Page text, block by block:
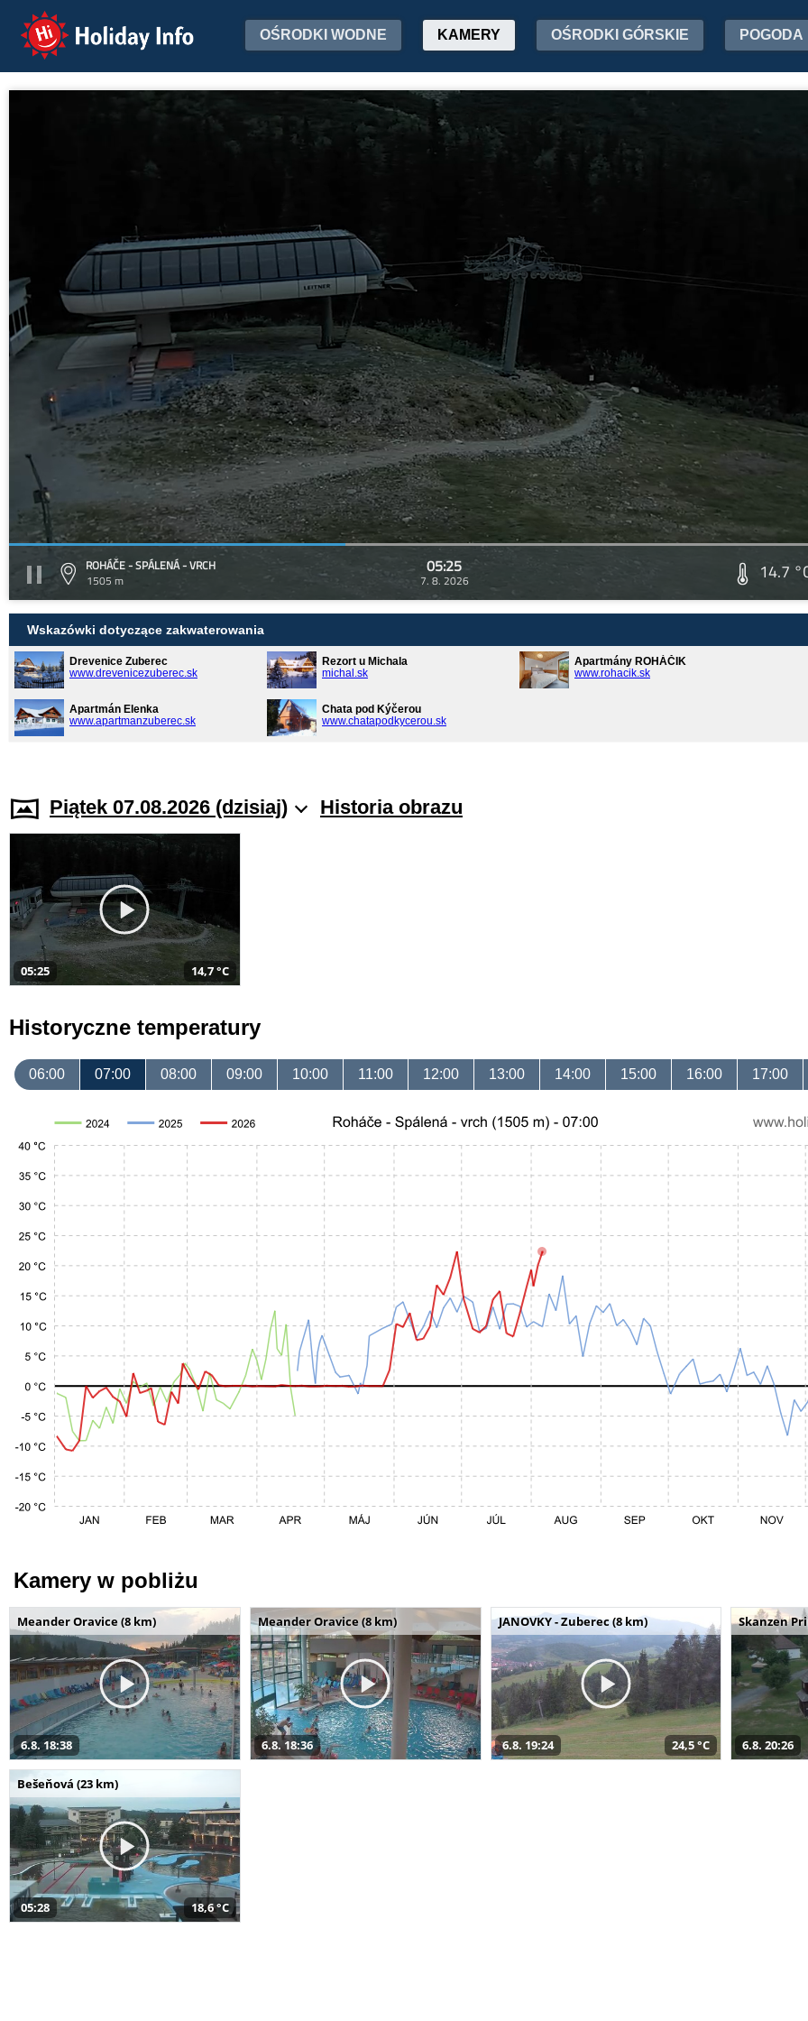
Holiday Info OŚRODKI WODNE KAMERY OŚRODKI GÓRSKIE POGODA
ROHÁČE - SPÁLENÁ - VRCH
1505 m
05:25
7. 8. 2026 14.7
Wskazówki dotyczące zakwaterowania
Drevenice Zuberec
www.drevenicezuberec.sk
Rezort u Michala
michal.sk
Apartmány ROHÁČIK
www.rohacik.sk
Apartmán Elenka
www.apartmanzuberec.sk
Chata pod Kýčerou
www.chatapodkycerou.sk
Piątek 07.08.2026 (dzisiaj) Historia obrazu
05:25 14,7 °C
Historyczne temperatury
06:00 07:00 08:00 09:00 10:00 11:00 12:00 13:00 14:00 15:00 16:00 17:00
Kamery w pobliżu
Meander Oravice (8 km)
6.8. 18:38
Meander Oravice (8 km)
6.8. 18:36
JANOVKY - Zuberec (8 km)
6.8. 19:24 24,5 °C
Skanzen
6.8. 20:26
Bešeňová (23 km)
05:28 18,6 °C